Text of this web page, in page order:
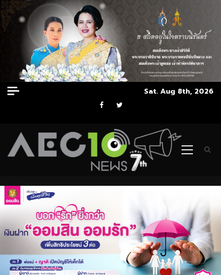
Skip
to
Sat. Aug 8th, 2026
Facebook
Twitter
Primary